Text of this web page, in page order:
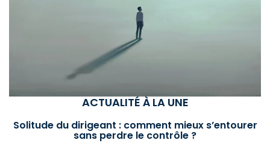
ACTUALITÉ À LA UNE
Solitude du dirigeant : comment mieux s’entourer
sans perdre le contrôle ?